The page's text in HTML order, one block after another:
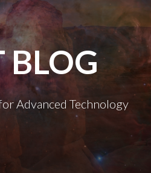
キ
ッ
プ
BLOG
Advanced Technology